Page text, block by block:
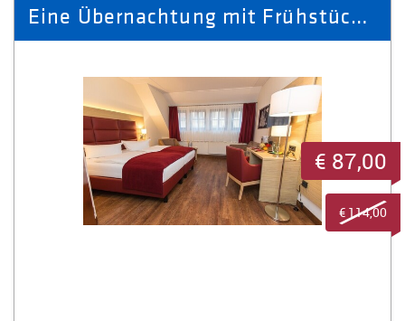
Eine Übernachtung mit Frühstück im Doppelzimmer für zwei Personen
€ 87,00
€ 114,00